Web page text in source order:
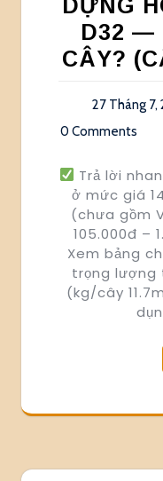
DỰNG
D32 —
CÂY?
27 Tháng 7,
0 Comments
Trả lời
ở mức giá
(chưa gồm
105.000đ –
Xem bảng
trọng lượng
(kg/cây